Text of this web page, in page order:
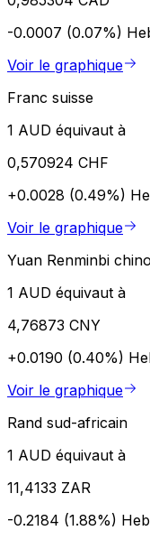
-0.0007 (0.07%)
Voir le graphique
Franc suisse
1 AUD équivaut à
0,570924 CHF
+0.0028 (0.49%)
Voir le graphique
Yuan Renminbi
1 AUD équivaut à
4,76873 CNY
+0.0190 (0.40%)
Voir le graphique
Rand sud-africain
1 AUD équivaut à
11,4133 ZAR
-0.2184 (1.88%)